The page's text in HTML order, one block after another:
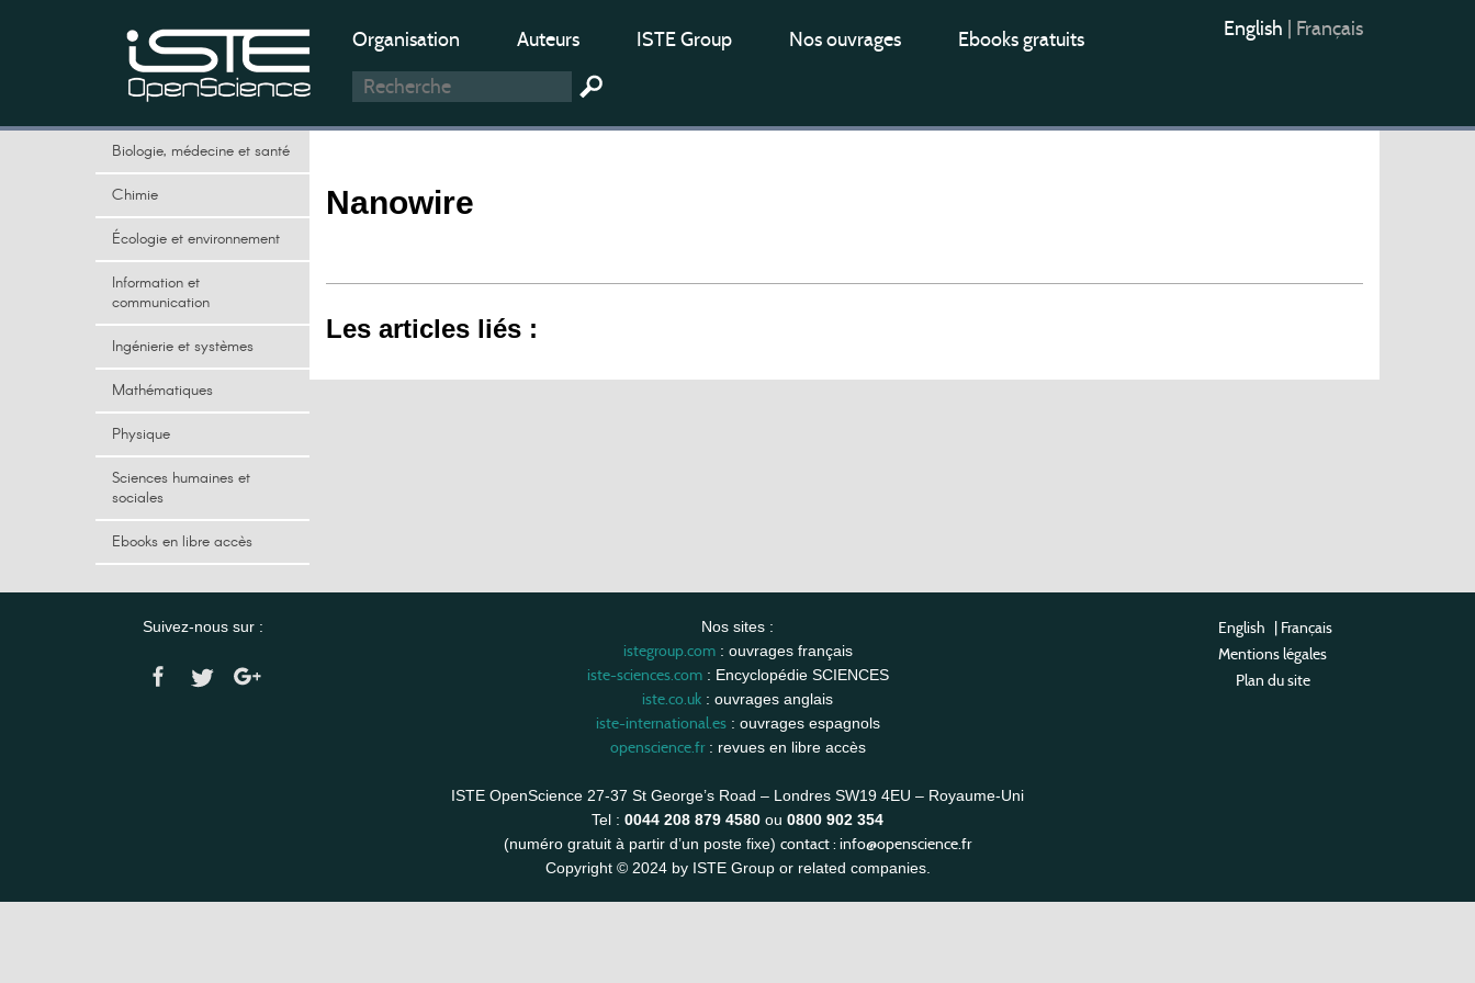
Organisation Auteurs ISTE Group Nos ouvrages Ebooks gratuits English Français
Biologie, médecine et santé
Chimie
Écologie et environnement
Information et
communication
Ingénierie et systèmes
Mathématiques
Physique
Sciences humaines et
sociales
Ebooks en libre accès
Nanowire
Les articles liés :
Suivez-nous sur : Nos sites :
istegroup.com: ouvrages français
iste-sciences.com: Encyclopédie SCIENCES
iste.co.uk : ouvrages anglais
iste-international.es: ouvrages espagnols
openscience.fr: revues en libre accès
ISTE OpenScience 27-37 St George’s Road – Londres SW19 4EU – Royaume-Uni
Tel : 0044 208 879 4580 ou 0800 902 354
(numéro gratuit à partir d’un poste fixe) contact : info@openscience.fr
Copyright © 2024 by ISTE Group or related companies.
English | Français
Mentions légales
Plan du site